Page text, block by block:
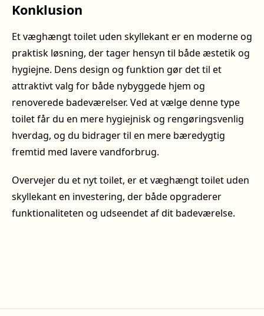
Konklusion
Et væghængt toilet uden skyllekant er en moderne og
praktisk løsning, der tager hensyn til både æstetik og
hygiejne. Dens design og funktion gør det til et
attraktivt valg for både nybyggede hjem og
renoverede badeværelser. Ved at vælge denne type
toilet får du en mere hygiejnisk og rengøringsvenlig
hverdag, og du bidrager til en mere bæredygtig
fremtid med lavere vandforbrug.
Overvejer du et nyt toilet, er et væghængt toilet uden
skyllekant en investering, der både opgraderer
funktionaliteten og udseendet af dit badeværelse.